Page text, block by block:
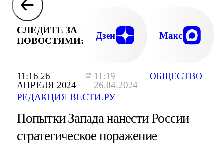
11:16 26
АПРЕЛЯ 2024
11:19
26.04.2024
РЕДАКЦИЯ ВЕСТИ.РУ
ОБЩЕСТВО
СЛЕДИТЕ ЗА
НОВОСТЯМИ:
Дзен Макс
Попытки Запада нанести России
стратегическое поражение